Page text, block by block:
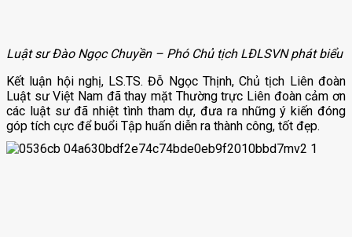
Luật sư Đào Ngọc Chuyền – Phó Chủ tịch LĐLSVN phát biểu
Kết luận hội nghị, LS.TS. Đỗ Ngọc Thịnh, Chủ tịch Liên đoàn
Luật sư Việt Nam đã thay mặt Thường trực Liên đoàn cảm ơn
các luật sư đã nhiệt tình tham dự, đưa ra những ý kiến đóng
góp tích cực để buổi Tập huấn diễn ra thành công, tốt đẹp.